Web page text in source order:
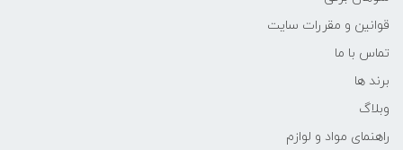
قوانین و مقررات سایت
تماس با ما
برند ها
وبلاگ
راهنمای مواد و لوازم